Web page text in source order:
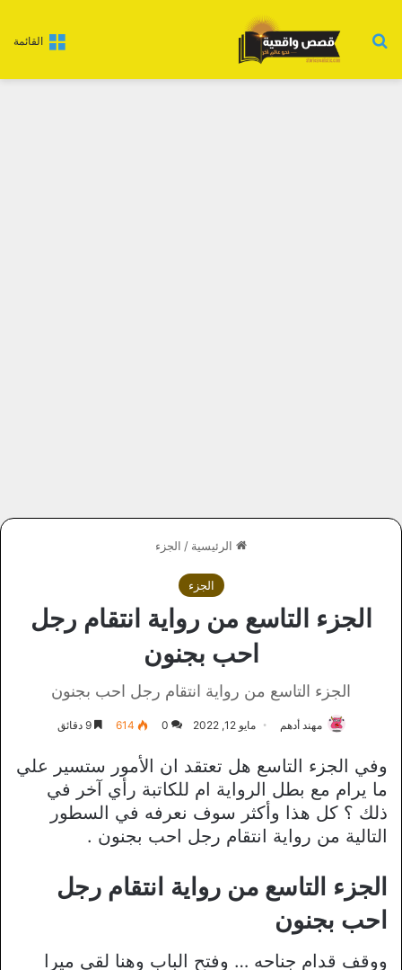
القائمة بحث عن
الرئيسية / الجزء
الجزء
الجزء التاسع من رواية انتقام رجل
احب بجنون
الجزء التاسع من رواية انتقام رجل احب بجنون
مهند أدهم مايو 12, 2022 0
614 9 دقائق
وفي الجزء التاسع هل تعتقد ان الأمور ستسير علي
ما يرام مع بطل الرواية ام للكاتبة رأي آخر في
ذلك ؟ كل هذا وأكثر سوف نعرفه في السطور
التالية من رواية انتقام رجل احب بجنون .
الجزء التاسع من رواية انتقام رجل
احب بجنون
ووقف قدام جناحه … وفتح الباب وهنا لقى ميرا